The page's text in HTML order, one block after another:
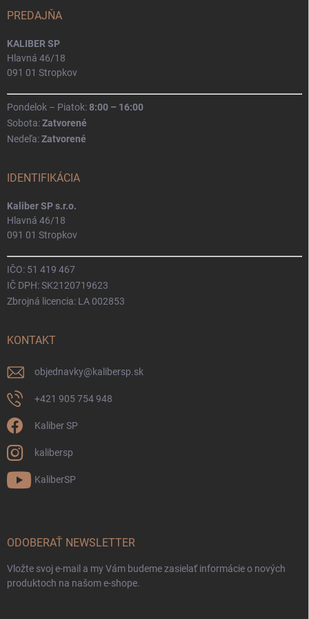
PREDAJŇA
KALIBER SP
Hlavná 46/18
091 01 Stropkov
Pondelok – Piatok:8:00 – 16:00
Sobota:Zatvorené
Nedeľa:Zatvorené
IDENTIFIKÁCIA
Kaliber SP s.r.o.
Hlavná 46/18
091 01 Stropkov
IČO: 51 419 467
IČ DPH: SK2120719623
Zbrojná licencia: LA 002853
KONTAKT
objednavky@kalibersp.sk
+421 905 754 948
Kaliber SP
kalibersp
KaliberSP
ODOBERAŤ NEWSLETTER
Vložte svoj e-mail a my Vám budeme zasielať informácie o nových
produktoch na našom e-shope.